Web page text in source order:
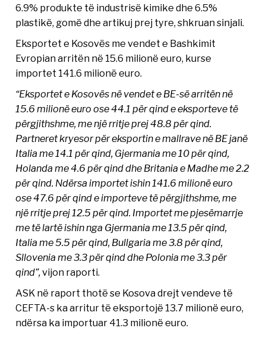
6.9% produkte të industrisë kimike dhe 6.5%
plastikë, gomë dhe artikuj prej tyre, shkruan sinjali.
Eksportet e Kosovës me vendet e Bashkimit
Evropian arritën në 15.6 milionë euro, kurse
importet 141.6 milionë euro.
“Eksportet e Kosovës në vendet e BE-së arritën në
15.6 milionë euro ose 44.1 për qind e eksporteve të
përgjithshme, me një rritje prej 48.8 për qind.
Partneret kryesor për eksportin e mallrave në BE janë
Italia me 14.1 për qind, Gjermania me 10 për qind,
Holanda me 4.6 për qind dhe Britania e Madhe me 2.2
për qind. Ndërsa importet ishin 141.6 milionë euro
ose 47.6 për qind e importeve të përgjithshme, me
një rritje prej 12.5 për qind. Importet me pjesëmarrje
me të lartë ishin nga Gjermania me 13.5 për qind,
Italia me 5.5 për qind, Bullgaria me 3.8 për qind,
Sllovenia me 3.3 për qind dhe Polonia me 3.3 për
qind”,vijon raporti.
ASK në raport thotë se Kosova drejt vendeve të
CEFTA-s ka arritur të eksportojë 13.7 milionë euro,
ndërsa ka importuar 41.3 milionë euro.